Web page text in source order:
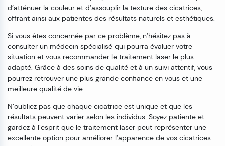
d’atténuer la couleur et d’assouplir la texture des cicatrices,
offrant ainsi aux patientes des résultats naturels et esthétiques.
Si vous êtes concernée par ce problème, n’hésitez pas à
consulter un médecin spécialisé qui pourra évaluer votre
situation et vous recommander le traitement laser le plus
adapté. Grâce à des soins de qualité et à un suivi attentif, vous
pourrez retrouver une plus grande confiance en vous et une
meilleure qualité de vie.
N’oubliez pas que chaque cicatrice est unique et que les
résultats peuvent varier selon les individus. Soyez patiente et
gardez à l’esprit que le traitement laser peut représenter une
excellente option pour améliorer l’apparence de vos cicatrices